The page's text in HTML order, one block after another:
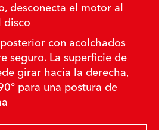
desconecta el motor al
disco
con acolchados
seguro. La superficie de
girar hacia la derecha,
para una postura de